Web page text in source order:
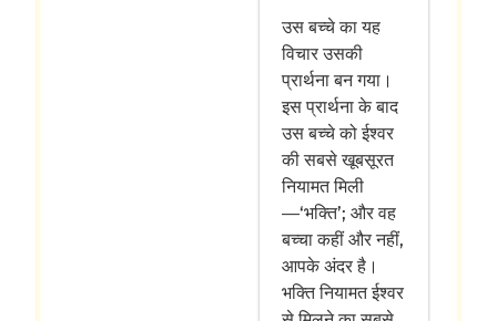
उस बच्चे का यह
विचार उसकी
प्रार्थना बन गया।
इस प्रार्थना के बाद
उस बच्चे को ईश्वर
की सबसे खूबसूरत
नियामत मिली
—‘भक्ति’; और वह
बच्चा कहीं और नहीं,
आपके अंदर है।
भक्ति नियामत ईश्वर